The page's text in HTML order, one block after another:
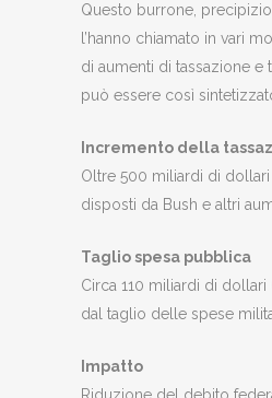
Questo burrone,
l’hanno chiamato in vari
di aumenti di tassazione e
può essere così
Incremento della
Oltre 500 miliardi di
disposti da Bush e altri
Taglio spesa pubblica
Circa 110 miliardi di
dal taglio delle spese
Impatto